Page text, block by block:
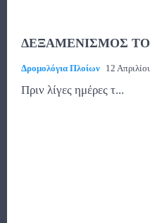
ΔΕΞΑΜΕΝΙΣΜΟΣ
Δρομολόγια Πλοίων 12
Πριν λίγες ημέρες τ...